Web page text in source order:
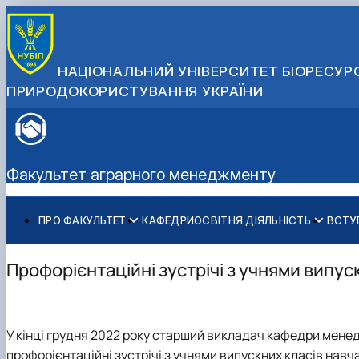
НАЦІОНАЛЬНИЙ УНІВЕРСИТЕТ
ПРИРОДОКОРИСТУВАННЯ УКРАЇНИ
Факультет аграрного менеджменту
ПРО ФАКУЛЬТЕТ
Історія факультету
Адміністрація факультету
КАФЕДРИОСВІТНЯ ДІЯЛЬНІСТЬ
Бакалаврат
Магістратура
Розклад
Практичне навчання
Загальна інформація
Бакалавр
Магістр
Міжнародні партнери
Міжнародні програми з можливістю отримання
Англомовна магістратура/ English speaking MSc
Профорієнтаційні зустрічі з учнями
У кінці грудня 2022 року старший викладач кафедри
профорієнтаційні зустрічі з учнями випускних класів